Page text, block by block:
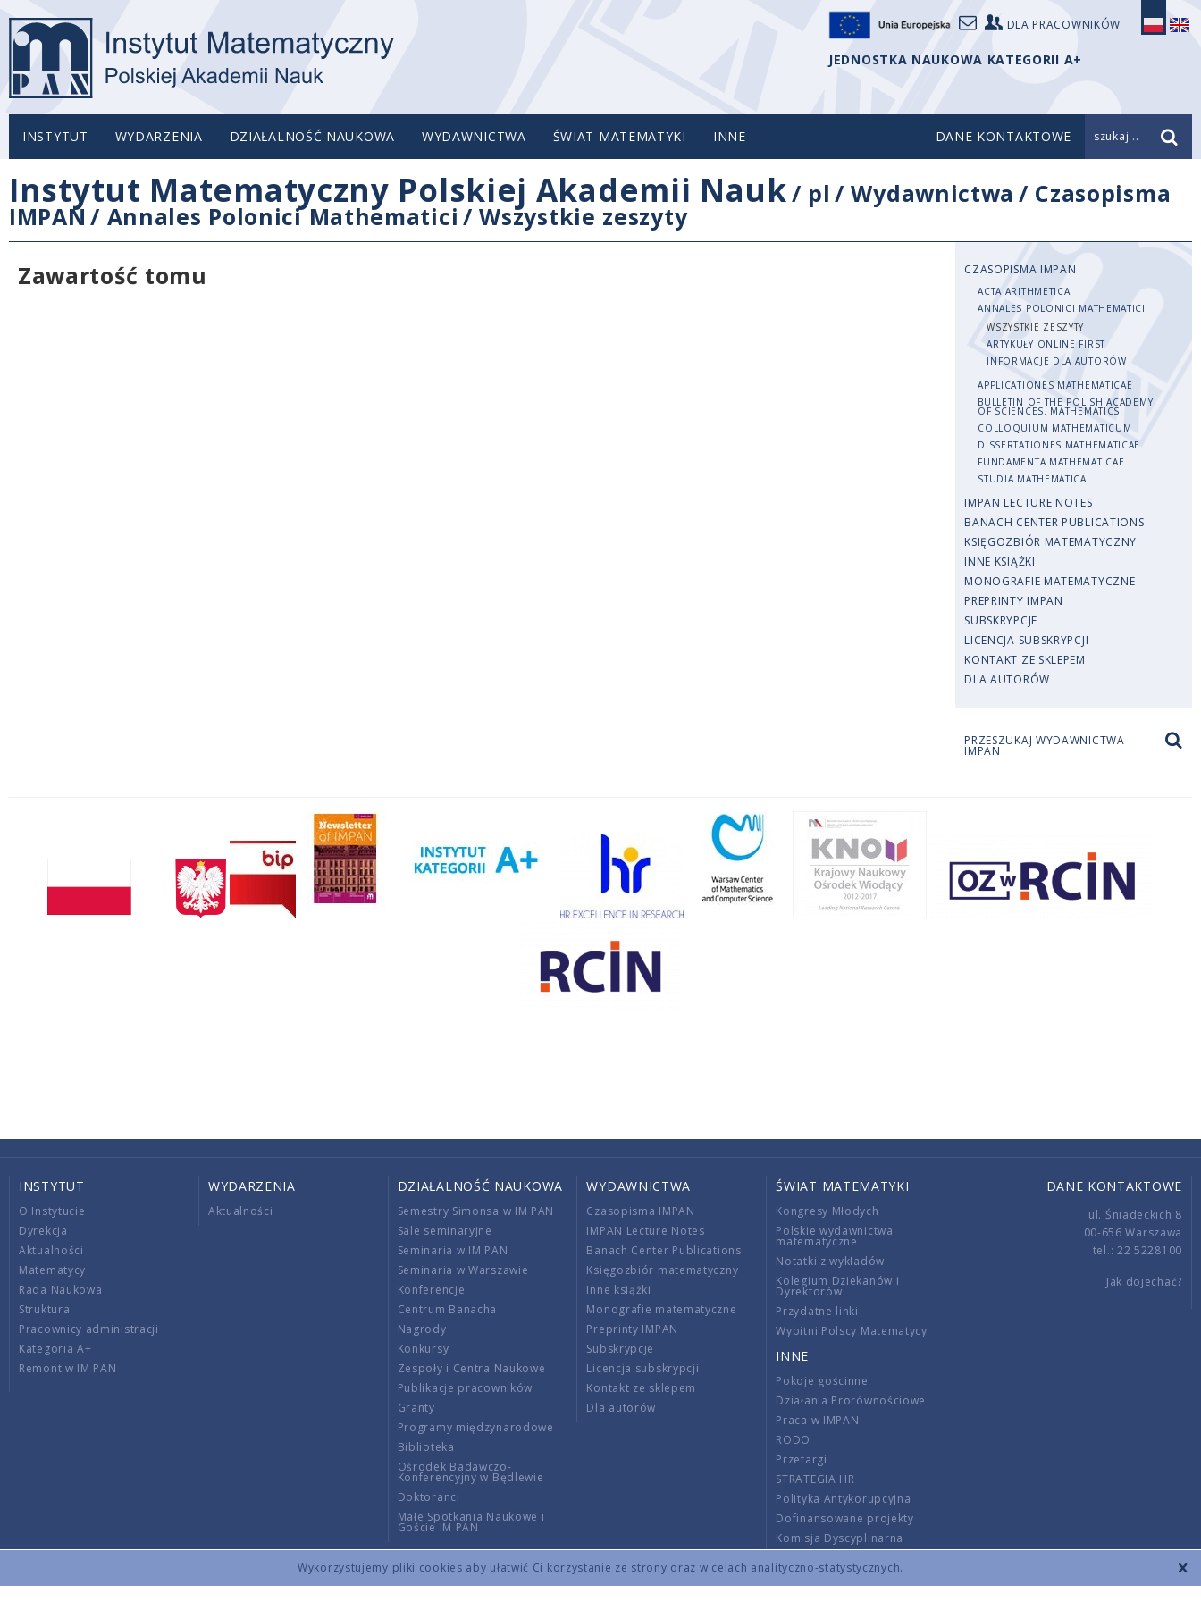
Wykorzystujemy pliki cookies aby ułatwić Ci korzystanie ze strony oraz w celach analityczno-statystycznych.
DLA PRACOWNIKÓW
JEDNOSTKA NAUKOWA KATEGORII A+
INSTYTUT WYDARZENIA DZIAŁALNOŚĆ NAUKOWA WYDAWNICTWA ŚWIAT MATEMATYKI INNE DANE KONTAKTOWE szukaj...
Instytut Matematyczny Polskiej Akademii Nauk/ pl /Wydawnictwa / Czasopisma
IMPAN / Annales Polonici Mathematici /Wszystkie zeszyty
Zawartość tomu
CZASOPISMA IMPAN
ACTA ARITHMETICA
ANNALES POLONICI MATHEMATICI
WSZYSTKIE ZESZYTY
ARTYKUŁY ONLINE FIRST
INFORMACJE DLA AUTORÓW
APPLICATIONES MATHEMATICAE
BULLETIN OF THE POLISH ACADEMY
OF SCIENCES. MATHEMATICS
COLLOQUIUM MATHEMATICUM
DISSERTATIONES MATHEMATICAE
FUNDAMENTA MATHEMATICAE
STUDIA MATHEMATICA
IMPAN LECTURE NOTES
BANACH CENTER PUBLICATIONS
KSIĘGOZBIÓR MATEMATYCZNY
INNE KSIĄŻKI
MONOGRAFIE MATEMATYCZNE
PREPRINTY IMPAN
SUBSKRYPCJE
LICENCJA SUBSKRYPCJI
KONTAKT ZE SKLEPEM
DLA AUTORÓW
PRZESZUKAJ WYDAWNICTWA
IMPAN
INSTYTUT
O Instytucie
Dyrekcja
Aktualności
Matematycy
Rada Naukowa
Struktura
Pracownicy administracji
Kategoria A+
Remont w IM PAN
WYDARZENIA
Aktualności
DZIAŁALNOŚĆ NAUKOWA
Semestry Simonsa w IM PAN
Sale seminaryjne
Seminaria w IM PAN
Seminaria w Warszawie
Konferencje
Centrum Banacha
Nagrody
Konkursy
Zespoły i Centra Naukowe
Publikacje pracowników
Granty
Programy międzynarodowe
Biblioteka
Ośrodek Badawczo-
Konferencyjny w Będlewie
Doktoranci
Małe Spotkania Naukowe i
Goście IM PAN
WYDAWNICTWA
Czasopisma IMPAN
IMPAN Lecture Notes
Banach Center Publications
Księgozbiór matematyczny
Inne książki
Monografie matematyczne
Preprinty IMPAN
Subskrypcje
Licencja subskrypcji
Kontakt ze sklepem
Dla autorów
ŚWIAT MATEMATYKI
Kongresy Młodych
Polskie wydawnictwa
matematyczne
Notatki z wykładów
Kolegium Dziekanów i
Dyrektorów
Przydatne linki
Wybitni Polscy Matematycy
INNE
Pokoje gościnne
Działania Prorównościowe
Praca w IMPAN
RODO
Przetargi
STRATEGIA HR
Polityka Antykorupcyjna
Dofinansowane projekty
Komisja Dyscyplinarna
Wnoszenie opłat
DANE KONTAKTOWE
ul. Śniadeckich 8
00-656 Warszawa
tel.: 22 5228100
Jak dojechać?